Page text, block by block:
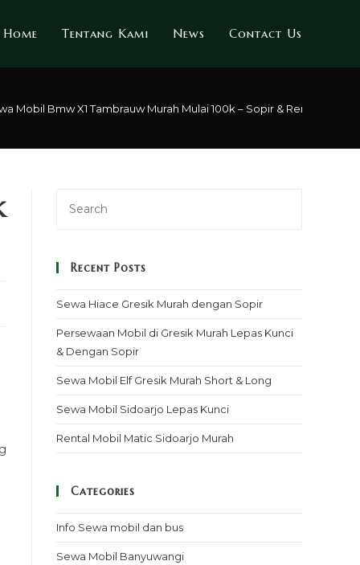
Home Tentang Kami News Contact Us
Mobil Bmw X1 Tambrauw Murah Mulai 100k – Sopir & Rental Lepas
Recent Posts
Sewa Hiace Gresik Murah dengan Sopir
Persewaan Mobil di Gresik Murah Lepas Kunci
& Dengan Sopir
Sewa Mobil Elf Gresik Murah Short & Long
Sewa Mobil Sidoarjo Lepas Kunci
Rental Mobil Matic Sidoarjo Murah
Categories
Info Sewa mobil dan bus
Sewa Mobil Banyuwangi